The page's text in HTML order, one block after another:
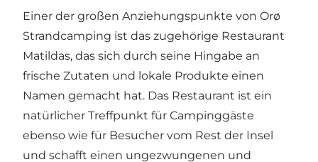
Einer der großen Anziehungspunkte von Orø
Strandcamping ist das zugehörige Restaurant
Matildas, das sich durch seine Hingabe an
frische Zutaten und lokale Produkte einen
Namen gemacht hat. Das Restaurant ist ein
natürlicher Treffpunkt für Campinggäste
ebenso wie für Besucher vom Rest der Insel
und schafft einen ungezwungenen und